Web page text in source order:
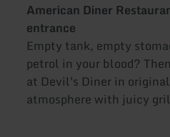
American Diner
entrance
Empty tank, empty
petrol in your blood?
at Devil's Diner in
atmosphere with juicy